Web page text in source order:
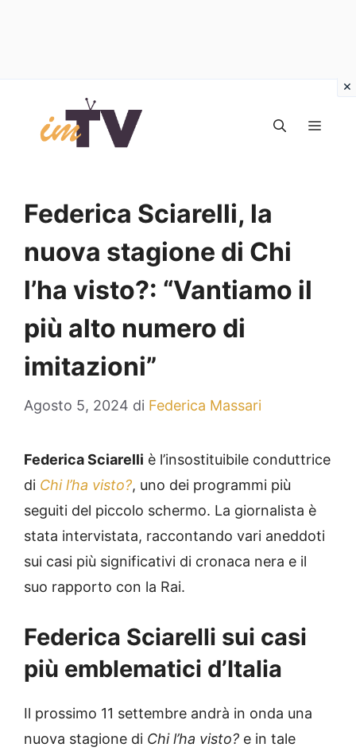
contenuto
Federica Sciarelli, la
nuova stagione di Chi
l’ha visto?: “Vantiamo il
più alto numero di
imitazioni”
Agosto 5, 2024 di Federica Massari
Federica Sciarelli è l’insostituibile conduttrice
di Chi l’ha visto?, uno dei programmi più
seguiti del piccolo schermo. La giornalista è
stata intervistata, raccontando vari aneddoti
sui casi più significativi di cronaca nera e il
suo rapporto con la Rai.
Federica Sciarelli sui casi
più emblematici d’Italia
Il prossimo 11 settembre andrà in onda una
nuova stagione di Chi l’ha visto? e in tale